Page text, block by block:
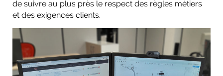
de suivre au plus près le respect des règles métiers
et des exigences clients.